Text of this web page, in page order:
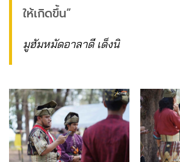
ให้เกิดขึ้น”
มูฮัมหมัดอาลาดี เด็งนิ